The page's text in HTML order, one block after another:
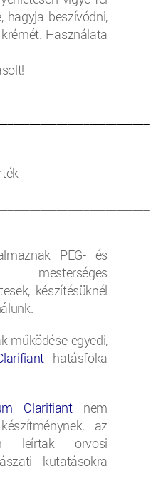
hagyja beszívódni,
Használata
PEG- és
mesterséges
készítésüknél
működése egyedi,
hatásfoka
Clarifiantnem
az
leírtak orvosi
kutatásokra